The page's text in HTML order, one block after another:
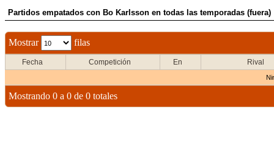
Partidos empatados con Bo Karlsson en todas las temporadas (fuera)
Mostrar filas
Fecha Competición En Rival
Mostrando 0 a 0 de 0 totales